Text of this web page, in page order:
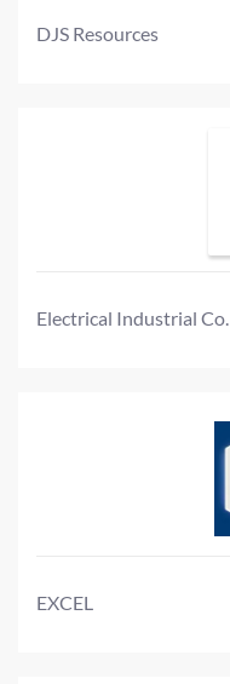
DJS Resources
Electrical Industrial Co.
EXCEL